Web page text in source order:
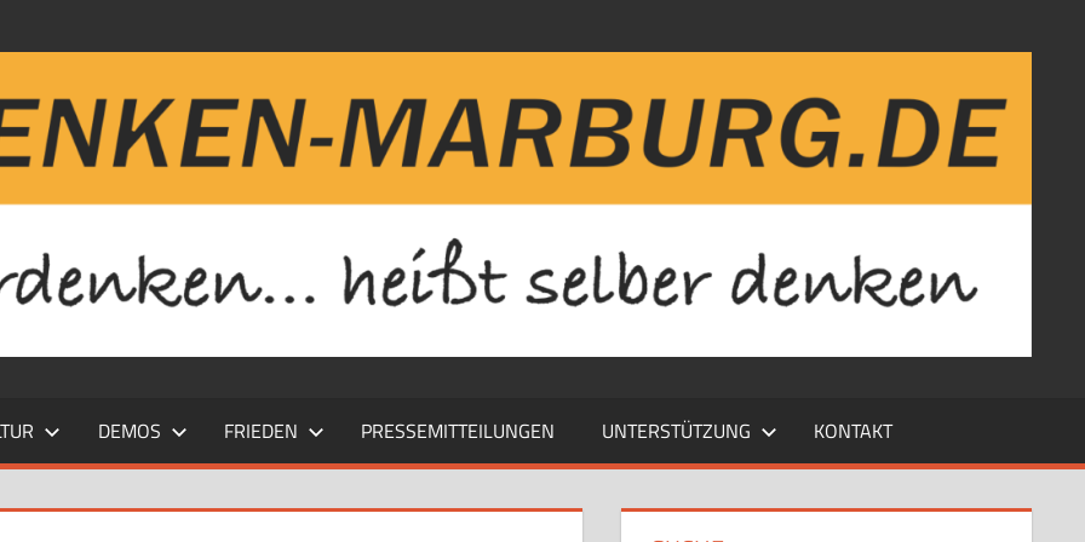
DEMOS FRIEDEN PRESSEMITTEILUNGEN UNTERSTÜTZUNG KONTAKT